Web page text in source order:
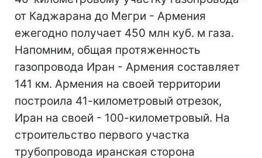
от Каджарана до Мегри - Армения
ежегодно получает 450 млн куб. м газа.
Напомним, общая протяженность
газопровода Иран - Армения составляет
141 км. Армения на своей территории
построила 41-километровый отрезок,
Иран на своей - 100-километровый. На
строительство первого участка
трубопровода иранская сторона